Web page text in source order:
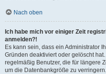
Nach oben
Ich habe mich vor einiger Zeit
anmelden?!
Es kann sein, dass ein Administrator
Gründen deaktiviert oder gelöscht
regelmäßig Benutzer, die für längere
um die Datenbankgröße zu